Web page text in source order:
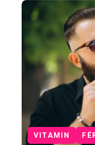
VITAMIN